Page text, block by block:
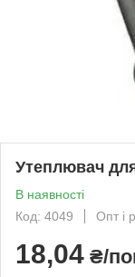
Утеплювач
В наявності
Код: 4049
Опт і
18,04 ₴/